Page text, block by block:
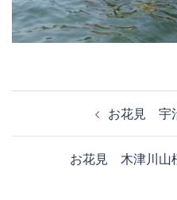
お花見 宇
お花見 木津川山